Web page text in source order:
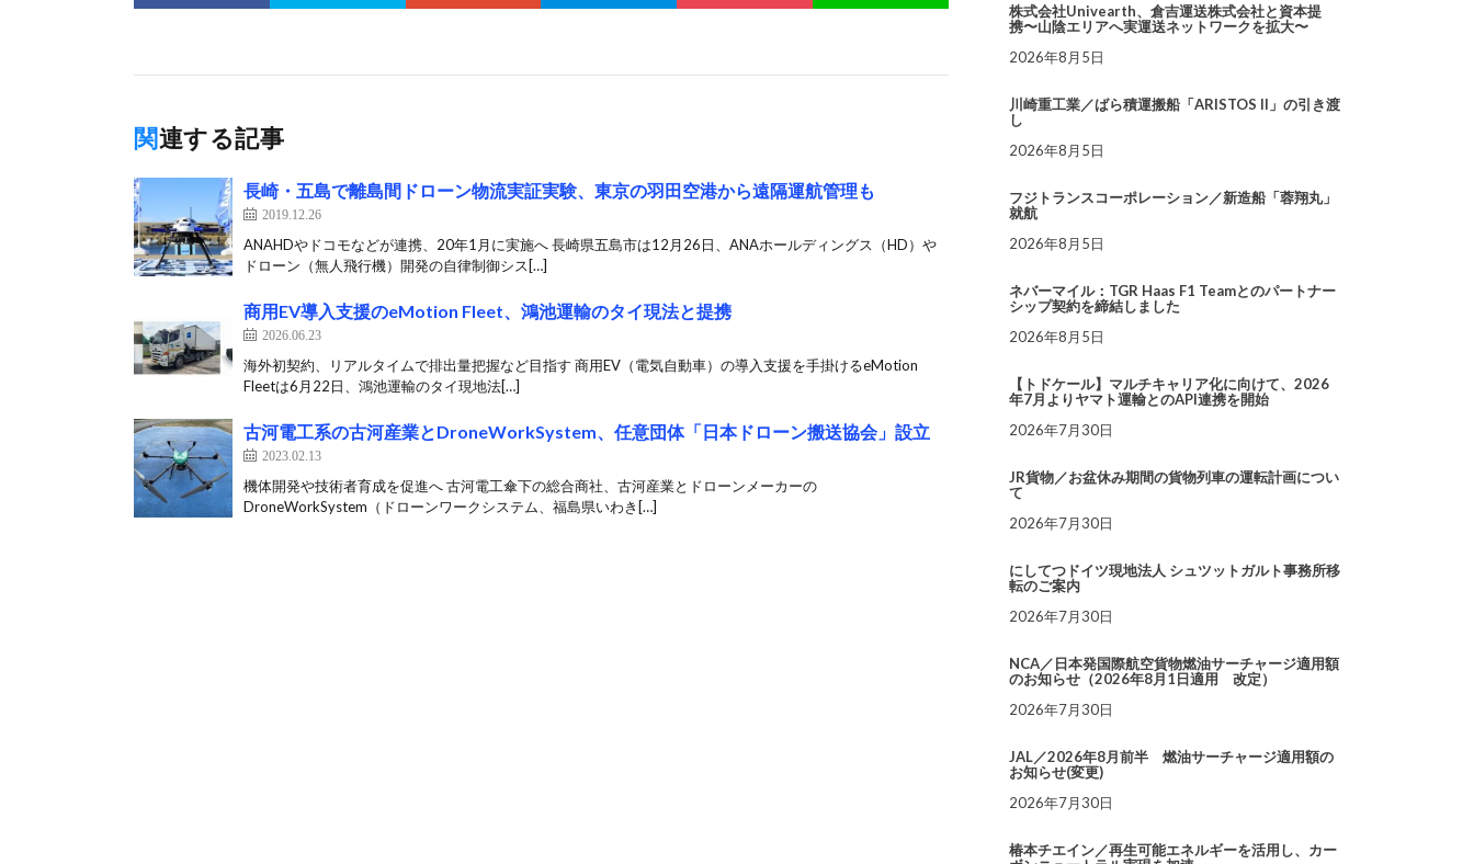
関連する記事
長崎・五島で離島間ドローン物流実証実験、東京の羽田空港から遠隔運航管理も
2019.12.26
ANAHDやドコモなどが連携、20年1月に実施へ 長崎県五島市は12月26日、ANAホールディングス（HD）や
ドローン（無人飛行機）開発の自律制御シス[…]
商用EV導入支援のeMotion Fleet、鴻池運輸のタイ現法と提携
2026.06.23
海外初契約、リアルタイムで排出量把握など目指す 商用EV（電気自動車）の導入支援を手掛けるeMotion
Fleetは6月22日、鴻池運輸のタイ現地法[…]
古河電工系の古河産業とDroneWorkSystem、任意団体「日本ドローン搬送協会」設立
2023.02.13
機体開発や技術者育成を促進へ 古河電工傘下の総合商社、古河産業とドローンメーカーの
DroneWorkSystem（ドローンワークシステム、福島県いわき[…]
株式会社Univearth、倉吉運送株式会社と資本提
携〜山陰エリアへ実運送ネットワークを拡大〜
2026年8月5日
川崎重工業／ばら積運搬船「ARISTOS II」の引き渡
し
2026年8月5日
フジトランスコーポレーション／新造船「蓉翔丸」
就航
2026年8月5日
ネバーマイル：TGR Haas F1 Teamとのパートナー
シップ契約を締結しました
2026年8月5日
【トドケール】マルチキャリア化に向けて、2026
年7月よりヤマト運輸とのAPI連携を開始
2026年7月30日
JR貨物／お盆休み期間の貨物列車の運転計画につい
て
2026年7月30日
にしてつドイツ現地法人 シュツットガルト事務所移
転のご案内
2026年7月30日
NCA／日本発国際航空貨物燃油サーチャージ適用額
のお知らせ（2026年8月1日適用 改定）
2026年7月30日
JAL／2026年8月前半 燃油サーチャージ適用額の
お知らせ(変更)
2026年7月30日
椿本チエイン／再生可能エネルギーを活用し、カー